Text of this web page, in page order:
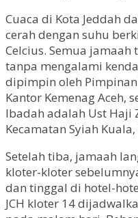
Cuaca di Kota Jeddah
cerah dengan suhu
Celcius. Semua
tanpa mengalami
dipimpin oleh
Kantor Kemenag Aceh,
Ibadah adalah Ust Haji
Kecamatan Syiah
Setelah tiba, jamaah
kloter-kloter
dan tinggal di hotel-
JCH kloter 14